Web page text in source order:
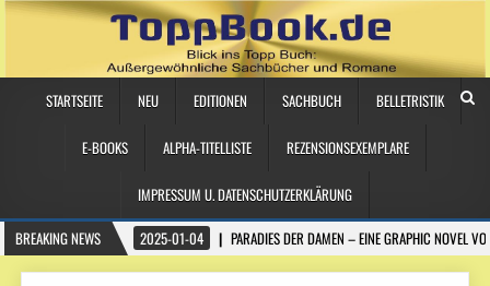
STARTSEITE NEU EDITIONEN SACHBUCH BELLETRISTIK
E-BOOKS ALPHA-TITELLISTE REZENSIONSEXEMPLARE
IMPRESSUM U. DATENSCHUTZERKLÄRUNG
BREAKING NEWS
2025-01-04 PARADIES DER DAMEN – EINE GRAPHIC NOVEL